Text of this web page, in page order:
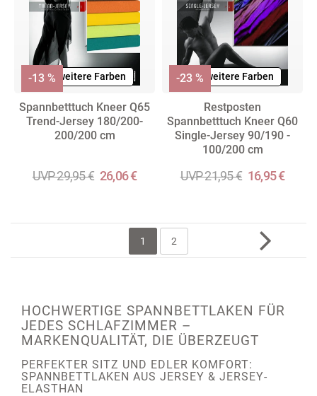
+ weitere Farben
Spannbetttuch Kneer Q65
Trend-Jersey 180/200-
200/200 cm
UVP 29,95 € 26,06 €
-13 % + weitere Farben
Restposten
Spannbetttuch Kneer Q60
Single-Jersey 90/190 -
100/200 cm
UVP 21,95 € 16,95 €
-23 %
1 2
HOCHWERTIGE SPANNBETTLAKEN FÜR
JEDES SCHLAFZIMMER –
MARKENQUALITÄT, DIE ÜBERZEUGT
PERFEKTER SITZ UND EDLER KOMFORT:
SPANNBETTLAKEN AUS JERSEY & JERSEY-
ELASTHAN